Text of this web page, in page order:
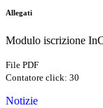
Allegati
Modulo iscrizione
File PDF
Contatore click: 30
Notizie